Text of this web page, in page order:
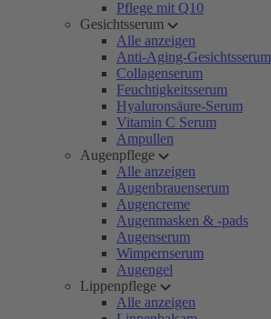
Pflege mit Q10
Gesichtsserum
Alle anzeigen
Anti-Aging-Gesichtsserum
Collagenserum
Feuchtigkeitsserum
Hyaluronsäure-Serum
Vitamin C Serum
Ampullen
Augenpflege
Alle anzeigen
Augenbrauenserum
Augencreme
Augenmasken & -pads
Augenserum
Wimpernserum
Augengel
Lippenpflege
Alle anzeigen